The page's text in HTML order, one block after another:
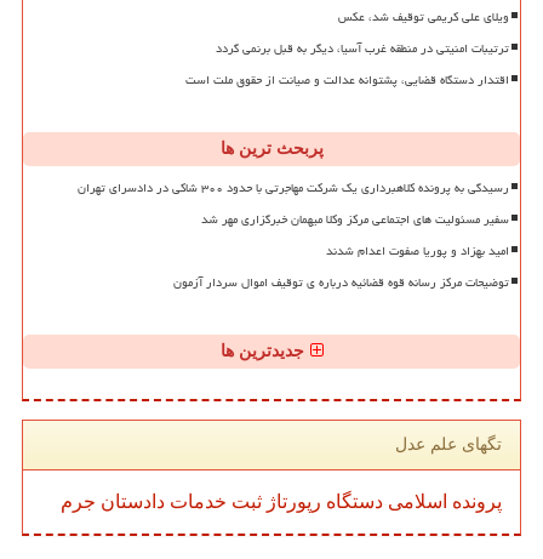
ویلای علی کریمی توقیف شد، عکس
ترتیبات امنیتی در منطقه غرب آسیا، دیگر به قبل برنمی گردد
اقتدار دستگاه قضایی، پشتوانه عدالت و صیانت از حقوق ملت است
پربحث ترین ها
رسیدگی به پرونده کلاهبرداری یک شرکت مهاجرتی با حدود ۳۰۰ شاکی در دادسرای تهران
سفیر مسئولیت های اجتماعی مرکز وکلا میهمان خبرگزاری مهر شد
امید بهزاد و پوریا صفوت اعدام شدند
توضیحات مرکز رسانه قوه قضائیه درباره ی توقیف اموال سردار آزمون
جدیدترین ها
تگهای علم عدل
پرونده اسلامی دستگاه رپورتاژ ثبت خدمات دادستان جرم